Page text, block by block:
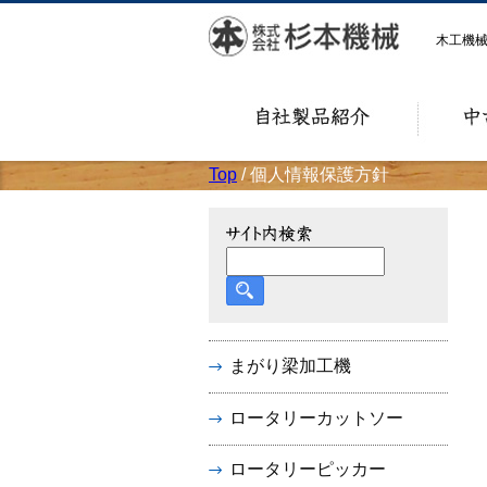
木工機
Top / 個人情報保護方針
まがり梁加工機
ロータリーカットソー
ロータリーピッカー